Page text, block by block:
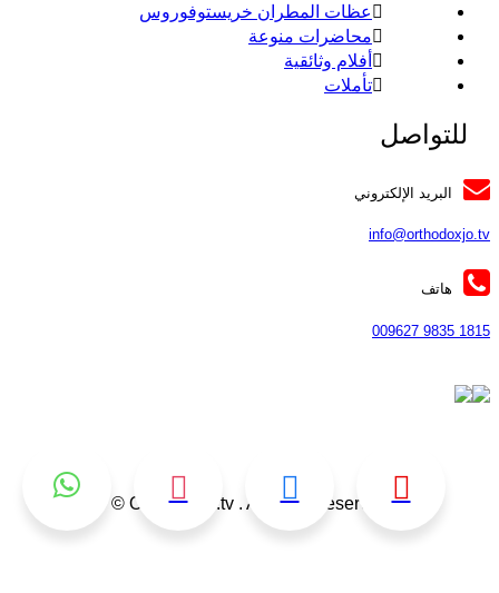
عظات المطران خريستوفوروس
محاضرات منوعة
أفلام وثائقية
تأملات
للتواصل
البريد الإلكتروني
هاتف
1815 9835
Orthodoxjo.tv . All rights reserved ©